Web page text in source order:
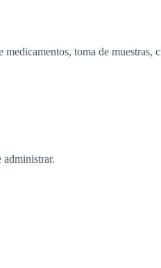
toma de muestras,
administrar.